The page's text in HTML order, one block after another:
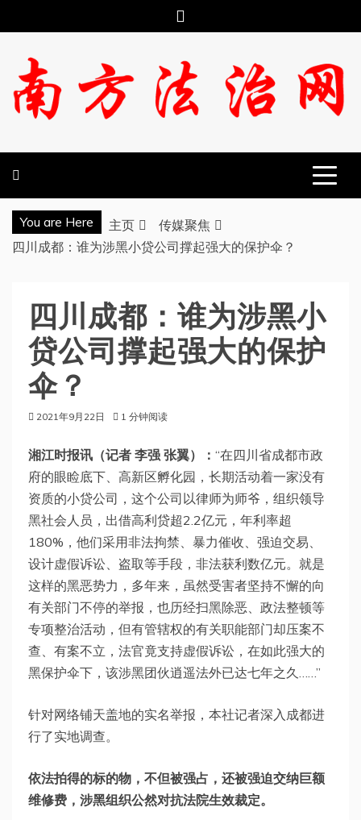
至
You are Here 主页
传媒聚焦
四川成都：谁为涉黑小贷公司撑起强大的保护伞？
四川成都：谁为涉黑小
贷公司撑起强大的保护
伞？
2021年9月22日 1 分钟阅读
湘江时报讯（记者 李强 张翼）： “在四川省成都市政
府的眼睑底下、高新区孵化园，长期活动着一家没有
资质的小贷公司，这个公司以律师为师爷，组织领导
黑社会人员，出借高利贷超2.2亿元，年利率超
180%，他们采用非法拘禁、暴力催收、强迫交易、
设计虚假诉讼、盗取等手段，非法获利数亿元。就是
这样的黑恶势力，多年来，虽然受害者坚持不懈的向
有关部门不停的举报，也历经扫黑除恶、政法整顿等
专项整治活动，但有管辖权的有关职能部门却压案不
查、有案不立，法官竟支持虚假诉讼，在如此强大的
黑保护伞下，该涉黑团伙逍遥法外已达七年之久……”
针对网络铺天盖地的实名举报，本社记者深入成都进
行了实地调查。
依法拍得的标的物，不但被强占，还被强迫交纳巨额
维修费，涉黑组织公然对抗法院生效裁定。